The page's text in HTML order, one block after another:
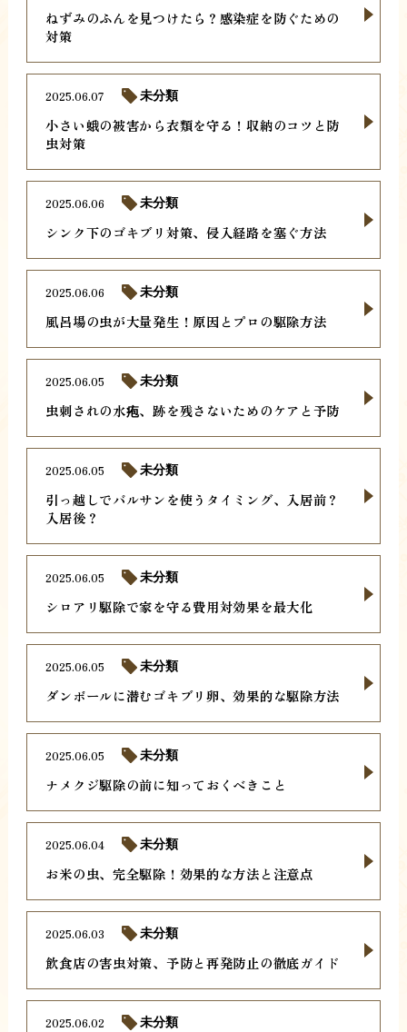
ねずみのふんを見つけたら？感染症を防ぐための
対策
小さい蛾の被害から衣類を守る！収納のコツと防
虫対策
2025.06.07 未分類
シンク下のゴキブリ対策、侵入経路を塞ぐ方法
2025.06.06 未分類
風呂場の虫が大量発生！原因とプロの駆除方法
2025.06.06 未分類
虫刺されの水疱、跡を残さないためのケアと予防
2025.06.05 未分類
引っ越しでバルサンを使うタイミング、入居前？
入居後？
2025.06.05 未分類
シロアリ駆除で家を守る費用対効果を最大化
2025.06.05 未分類
ダンボールに潜むゴキブリ卵、効果的な駆除方法
2025.06.05 未分類
ナメクジ駆除の前に知っておくべきこと
2025.06.05 未分類
お米の虫、完全駆除！効果的な方法と注意点
2025.06.04 未分類
飲食店の害虫対策、予防と再発防止の徹底ガイド
2025.06.03 未分類
2025.06.02 未分類